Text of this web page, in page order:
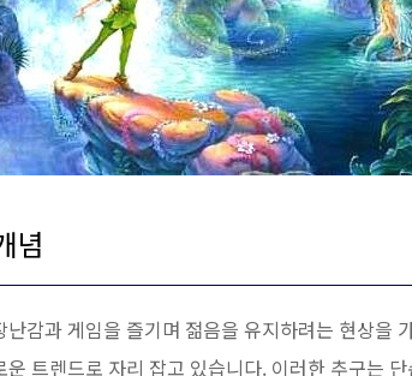
념
감과 게임을 즐기며 젊음을 유지하려는 현상을
트렌드로 자리 잡고 있습니다. 이러한 추구는